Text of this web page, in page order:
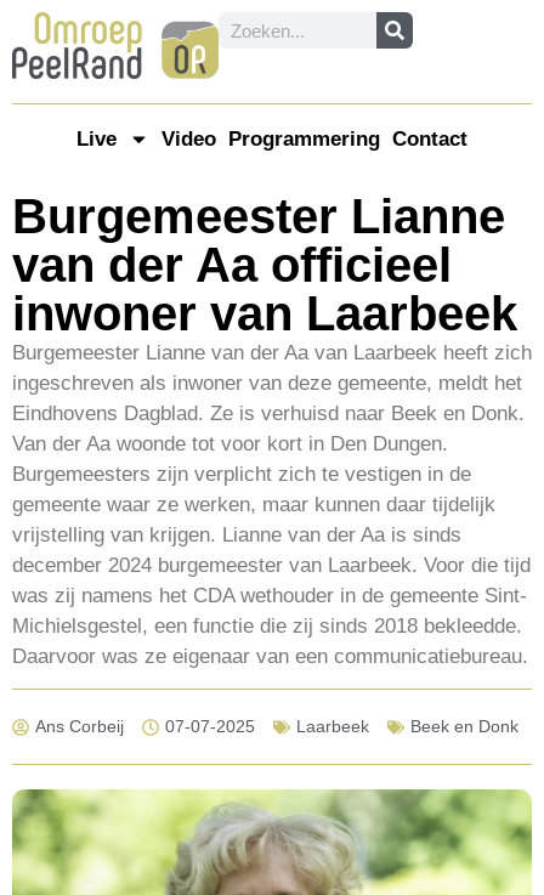
Live Video Programmering Contact
Burgemeester Lianne
van der Aa officieel
inwoner van Laarbeek
Burgemeester Lianne van der Aa van Laarbeek heeft zich
ingeschreven als inwoner van deze gemeente, meldt het
Eindhovens Dagblad. Ze is verhuisd naar Beek en Donk.
Van der Aa woonde tot voor kort in Den Dungen.
Burgemeesters zijn verplicht zich te vestigen in de
gemeente waar ze werken, maar kunnen daar tijdelijk
vrijstelling van krijgen. Lianne van der Aa is sinds
december 2024 burgemeester van Laarbeek. Voor die tijd
was zij namens het CDA wethouder in de gemeente Sint-
Michielsgestel, een functie die zij sinds 2018 bekleedde.
Daarvoor was ze eigenaar van een communicatiebureau.
Ans Corbeij 07-07-2025 Laarbeek Beek en Donk